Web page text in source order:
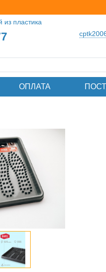
из пластика
ОПЛАТА